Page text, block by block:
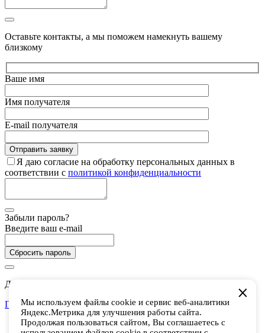
Оставьте контакты, а мы поможем намекнуть вашему
близкому
Ваше имя
Имя получателя
E-mail получателя
Я даю согласие на обработку персональных данных в
соответствии с политикой конфиденциальности
Забыли пароль?
Введите ваш e-mail
Сбросить пароль
Дарим 5 000 баллов на покупки в CHUKCHA
Присоединиться
Есть аккаунт? Войти
Мы используем файлы cookie и сервис веб-аналитики
Яндекс.Метрика для улучшения работы сайта.
Продолжая пользоваться сайтом, Вы соглашаетесь с